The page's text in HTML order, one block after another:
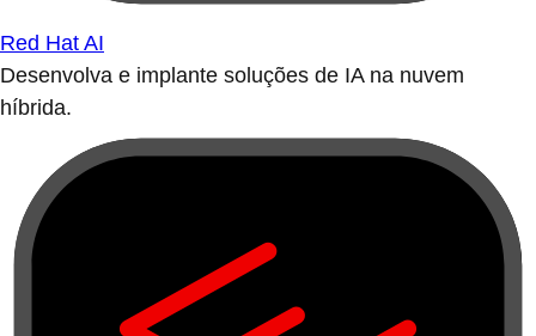
Red Hat AI
Desenvolva e implante soluções de IA na nuvem
híbrida.